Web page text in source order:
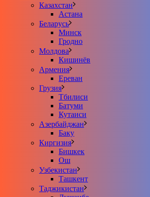
Казахстан
Астана
Беларусь
Минск
Гродно
Молдова
Кишинёв
Армения
Ереван
Грузия
Тбилиси
Батуми
Кутаиси
Азербайджан
Баку
Киргизия
Бишкек
Ош
Узбекистан
Ташкент
Таджикистан